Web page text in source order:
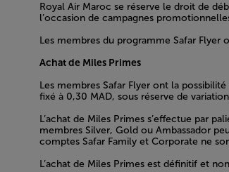
Royal Air Maroc se réserve le droit de
l’occasion de campagnes
Les membres du programme Safar
Achat de Miles Primes
Les membres Safar Flyer ont la
fixé à 0,30 MAD, sous réserve de
L’achat de Miles Primes s’effectue par
membres Silver, Gold ou Ambassador
comptes Safar Family et Corporate ne
L’achat de Miles Primes est définitif et